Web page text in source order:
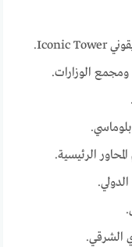
الوزارات.
الرئيسية.